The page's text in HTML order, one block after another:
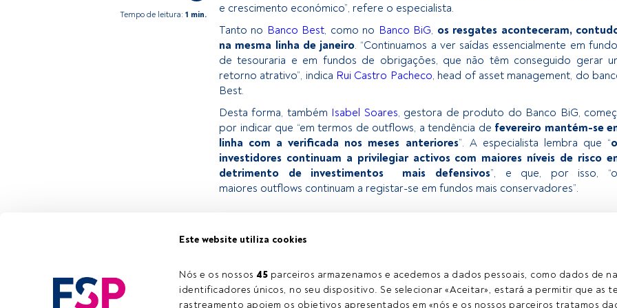
Este website utiliza cookies
Nós e os nossos 45 parceiros armazenamos e acedemos a dados pessoais, como dados de
identificadores únicos, no seu dispositivo. Se selecionar «Aceitar», estará a permitir que as
rastreamento apoiem os objetivos apresentados em «nós e os nossos parceiros tratamos
Tempo de leitura: 1 min.
e crescimento económico”, refere o especialista.
Tanto no Banco Best, como no Banco BiG, os resgates aconteceram,
na mesma linha de janeiro. “Continuamos a ver saídas essencialmente em
de tesouraria e em fundos de obrigações, que não têm conseguido gerar
retorno atrativo”, indica Rui Castro Pacheco, head of asset management, do
Best.
Desta forma, também Isabel Soares, gestora de produto do Banco BiG,
por indicar que “em termos de outflows, a tendência de fevereiro mantém-se
linha com a verificada nos meses anteriores”. A especialista lembra que “
investidores continuam a privilegiar activos com maiores níveis de risco
detrimento de investimentos mais defensivos”, e que, por isso,
maiores outflows continuam a registar-se em fundos mais conservadores”.
Este é um artigo exclusivo para os utilizadores registados da FundsPeople. Se já
convidamo-lo a registar-se e a desfrutar de todo o universo que a FundsPeople
oferece.